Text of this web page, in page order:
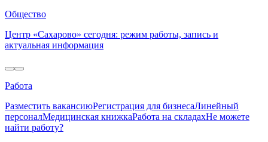
Общество
Центр «Сахарово» сегодня: режим работы, запись и
актуальная информация
Работа
Разместить вакансиюРегистрация для бизнесаЛинейный
персоналМедицинская книжкаРабота на складахНе можете
найти работу?